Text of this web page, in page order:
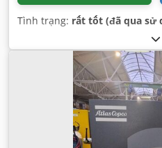
Tình trạng: rất tốt (đã qua sử